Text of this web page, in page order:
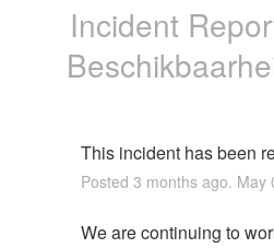
Incident
This incident has been
Posted 3 months ago. May
We are continuing to